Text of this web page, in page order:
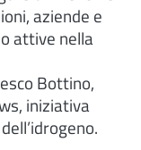
aziende e
attive nella
Bottino,
iniziativa